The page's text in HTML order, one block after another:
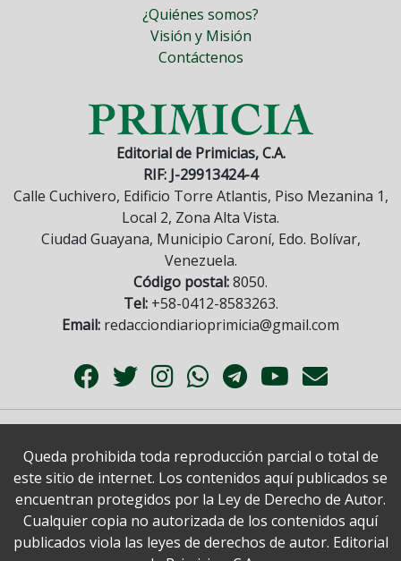
¿Quiénes somos?
Visión y Misión
Contáctenos
Editorial de Primicias, C.A.
RIF: J-29913424-4
Calle Cuchivero, Edificio Torre Atlantis, Piso Mezanina 1,
Local 2, Zona Alta Vista.
Ciudad Guayana, Municipio Caroní, Edo. Bolívar,
Venezuela.
Código postal:8050.
Tel:+58-0412-8583263.
Email: redacciondiarioprimicia@gmail.com
Queda prohibida toda reproducción parcial o total de
este sitio de internet. Los contenidos aquí publicados se
encuentran protegidos por la Ley de Derecho de Autor.
Cualquier copia no autorizada de los contenidos aquí
publicados viola las leyes de derechos de autor. Editorial